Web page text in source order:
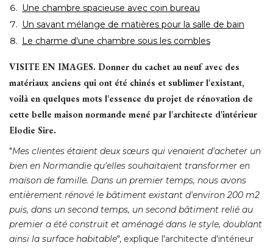
Une chambre spacieuse avec coin bureau
Un savant mélange de matières pour la salle de bain
Le charme d'une chambre sous les combles
VISITE EN IMAGES. Donner du cachet au neuf avec des
matériaux anciens qui ont été chinés et sublimer l'existant,
voilà en quelques mots l'essence du projet de rénovation de
cette belle maison normande mené par l'architecte d'intérieur
Elodie Sire.
"Mes clientes étaient deux sœurs qui venaient d'acheter un
bien en Normandie qu'elles souhaitaient transformer en
maison de famille. Dans un premier temps, nous avons
entièrement rénové le bâtiment existant d'environ 200 m2
puis, dans un second temps, un second bâtiment relié au
premier a été construit et aménagé dans le style, doublant
ainsi la surface habitable", explique l'architecte d'intérieur